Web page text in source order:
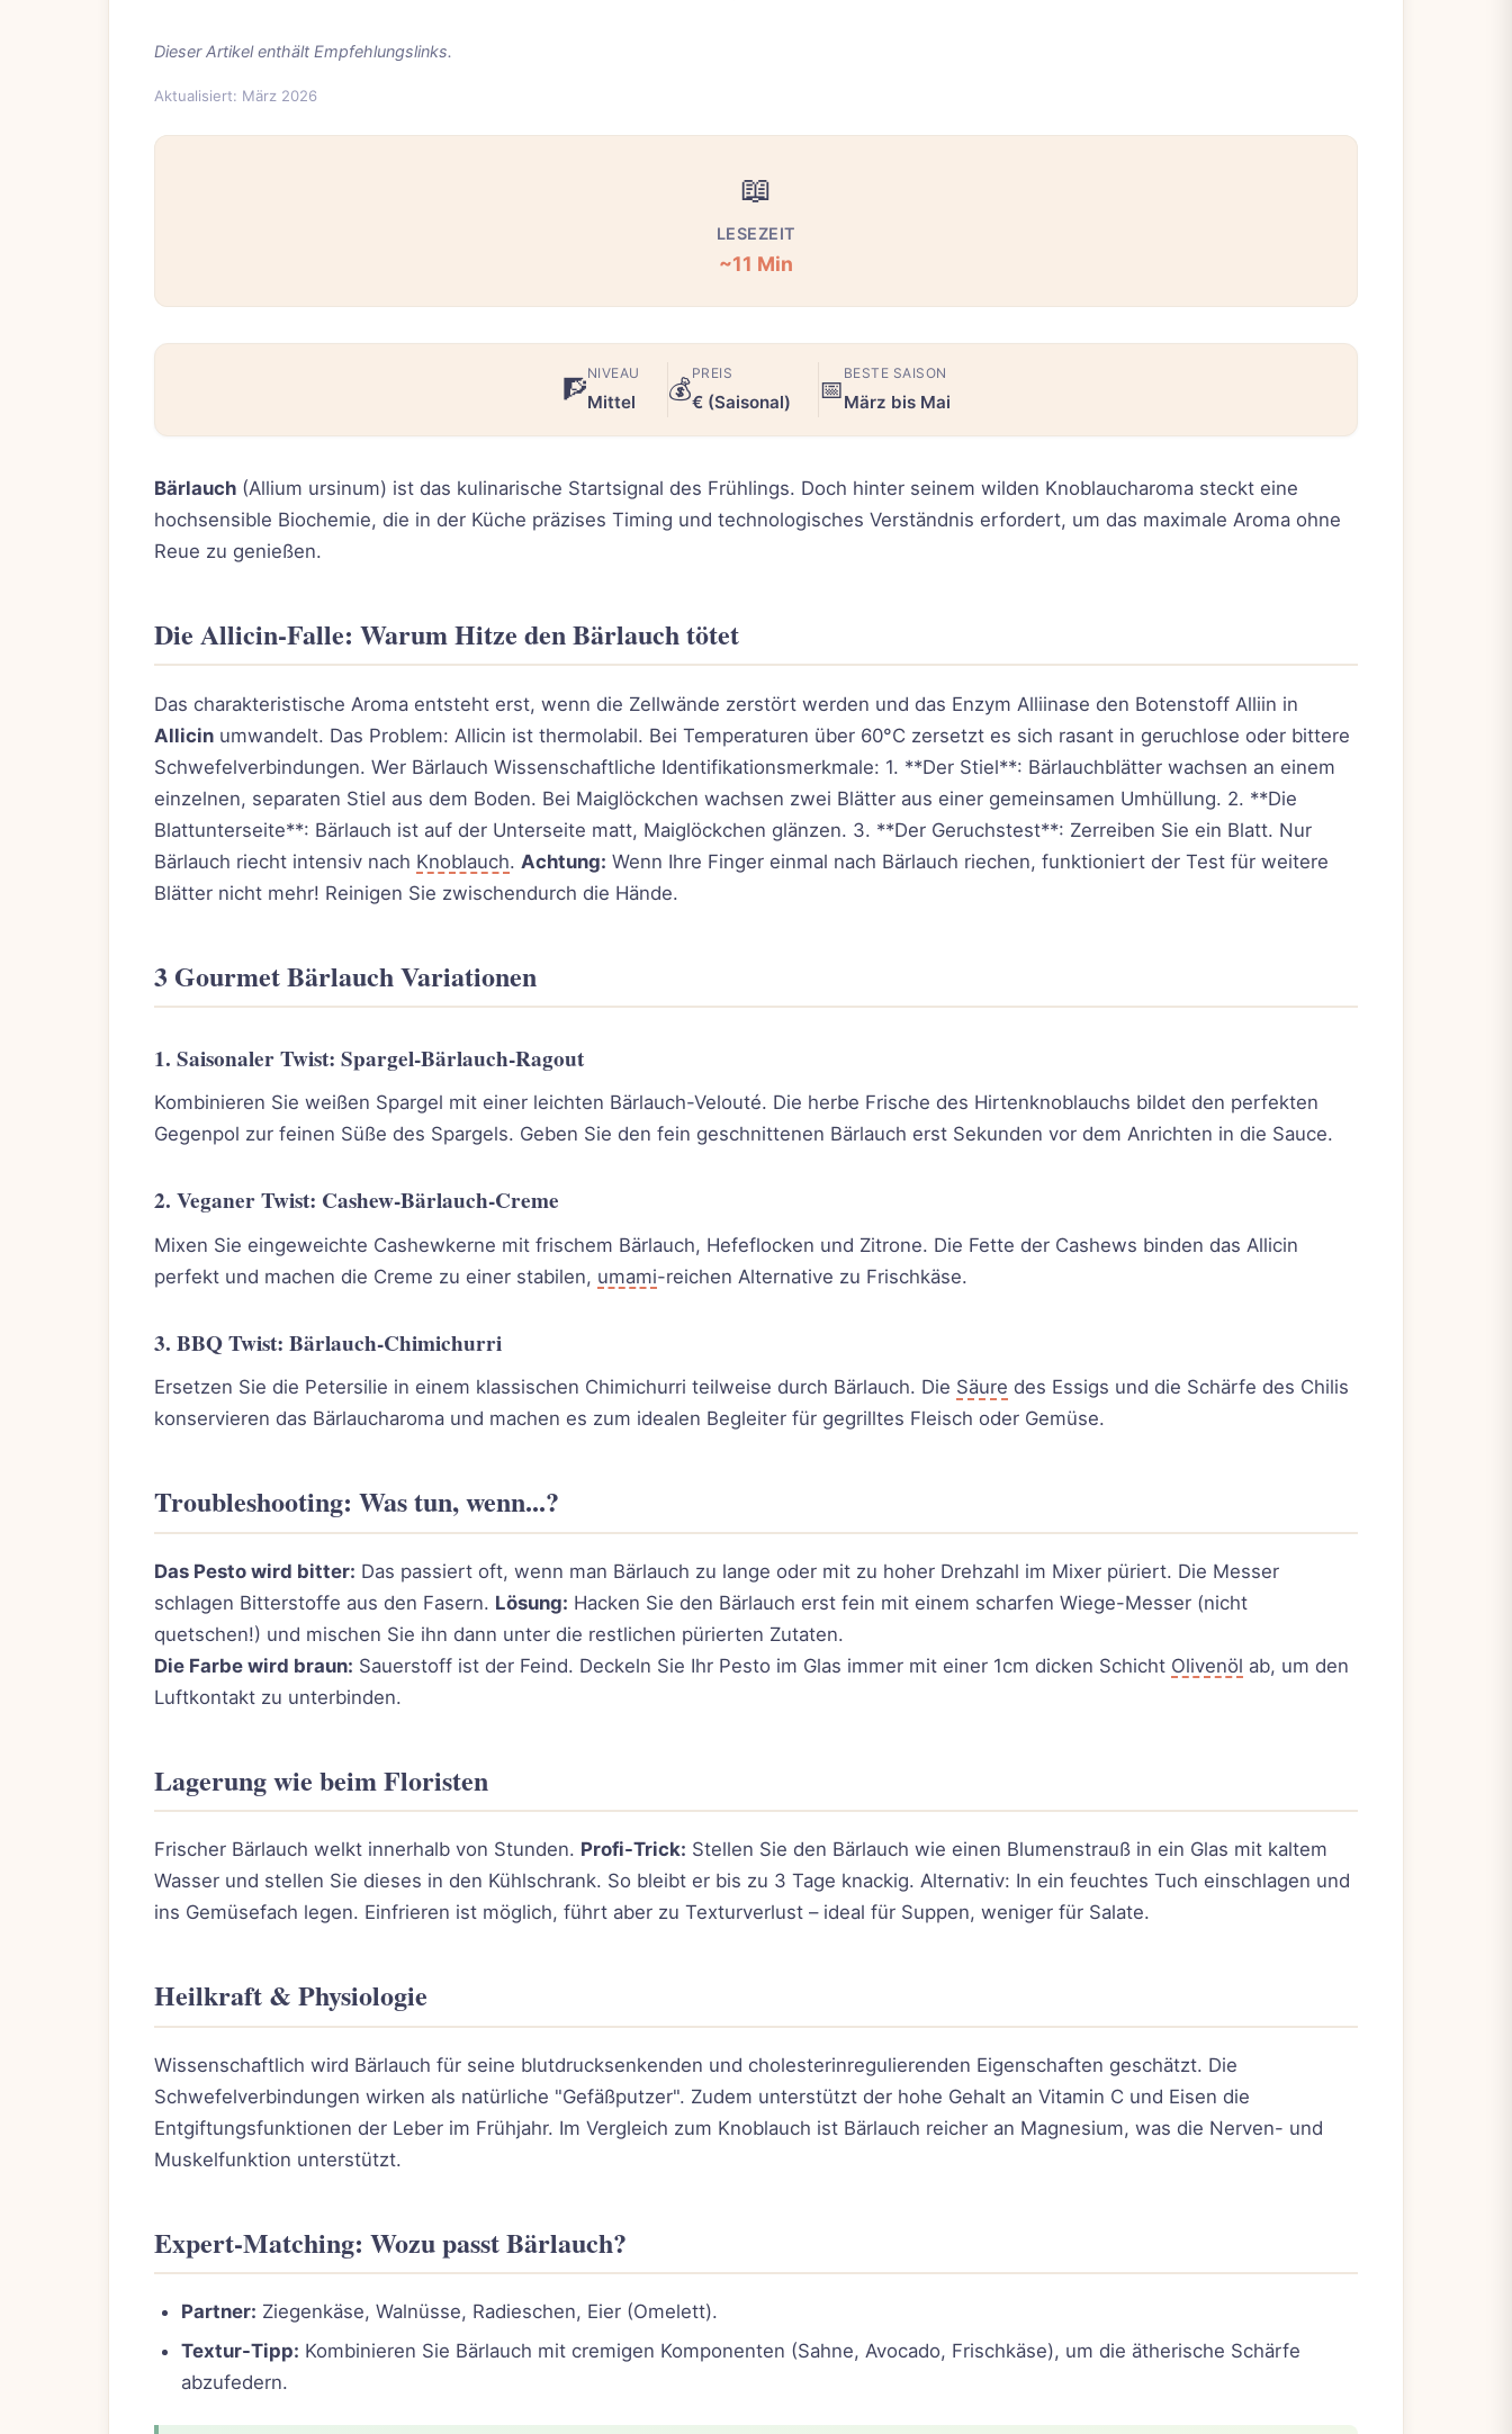
Dieser Artikel enthält Empfehlungslinks.
Aktualisiert: März 2026
📖
LESEZEIT
~11 Min
🧗
NIVEAU
Mittel 💰
PREIS
€ (Saisonal) 📅
BESTE SAISON
März bis Mai
Bärlauch (Allium ursinum) ist das kulinarische Startsignal des Frühlings. Doch hinter seinem wilden Knoblaucharoma steckt eine
hochsensible Biochemie, die in der Küche präzises Timing und technologisches Verständnis erfordert, um das maximale Aroma ohne
Reue zu genießen.
Die Allicin-Falle: Warum Hitze den Bärlauch tötet
Das charakteristische Aroma entsteht erst, wenn die Zellwände zerstört werden und das Enzym Alliinase den Botenstoff Alliin in
Allicin umwandelt. Das Problem: Allicin ist thermolabil. Bei Temperaturen über 60°C zersetzt es sich rasant in geruchlose oder bittere
Schwefelverbindungen. Wer Bärlauch Wissenschaftliche Identifikationsmerkmale: 1. **Der Stiel**: Bärlauchblätter wachsen an einem
einzelnen, separaten Stiel aus dem Boden. Bei Maiglöckchen wachsen zwei Blätter aus einer gemeinsamen Umhüllung. 2. **Die
Blattunterseite**: Bärlauch ist auf der Unterseite matt, Maiglöckchen glänzen. 3. **Der Geruchstest**: Zerreiben Sie ein Blatt. Nur
Bärlauch riecht intensiv nach Knoblauch. Achtung: Wenn Ihre Finger einmal nach Bärlauch riechen, funktioniert der Test für weitere
Blätter nicht mehr! Reinigen Sie zwischendurch die Hände.
3 Gourmet Bärlauch Variationen
1. Saisonaler Twist: Spargel-Bärlauch-Ragout
Kombinieren Sie weißen Spargel mit einer leichten Bärlauch-Velouté. Die herbe Frische des Hirtenknoblauchs bildet den perfekten
Gegenpol zur feinen Süße des Spargels. Geben Sie den fein geschnittenen Bärlauch erst Sekunden vor dem Anrichten in die Sauce.
2. Veganer Twist: Cashew-Bärlauch-Creme
Mixen Sie eingeweichte Cashewkerne mit frischem Bärlauch, Hefeflocken und Zitrone. Die Fette der Cashews binden das Allicin
perfekt und machen die Creme zu einer stabilen, umami-reichen Alternative zu Frischkäse.
3. BBQ Twist: Bärlauch-Chimichurri
Ersetzen Sie die Petersilie in einem klassischen Chimichurri teilweise durch Bärlauch. Die Säure des Essigs und die Schärfe des Chilis
konservieren das Bärlaucharoma und machen es zum idealen Begleiter für gegrilltes Fleisch oder Gemüse.
Troubleshooting: Was tun, wenn...?
Das Pesto wird bitter: Das passiert oft, wenn man Bärlauch zu lange oder mit zu hoher Drehzahl im Mixer püriert. Die Messer
schlagen Bitterstoffe aus den Fasern. Lösung: Hacken Sie den Bärlauch erst fein mit einem scharfen Wiege-Messer (nicht
quetschen!) und mischen Sie ihn dann unter die restlichen pürierten Zutaten.
Die Farbe wird braun: Sauerstoff ist der Feind. Deckeln Sie Ihr Pesto im Glas immer mit einer 1cm dicken Schicht Olivenöl ab, um den
Luftkontakt zu unterbinden.
Lagerung wie beim Floristen
Frischer Bärlauch welkt innerhalb von Stunden. Profi-Trick: Stellen Sie den Bärlauch wie einen Blumenstrauß in ein Glas mit kaltem
Wasser und stellen Sie dieses in den Kühlschrank. So bleibt er bis zu 3 Tage knackig. Alternativ: In ein feuchtes Tuch einschlagen und
ins Gemüsefach legen. Einfrieren ist möglich, führt aber zu Texturverlust – ideal für Suppen, weniger für Salate.
Heilkraft & Physiologie
Wissenschaftlich wird Bärlauch für seine blutdrucksenkenden und cholesterinregulierenden Eigenschaften geschätzt. Die
Schwefelverbindungen wirken als natürliche "Gefäßputzer". Zudem unterstützt der hohe Gehalt an Vitamin C und Eisen die
Entgiftungsfunktionen der Leber im Frühjahr. Im Vergleich zum Knoblauch ist Bärlauch reicher an Magnesium, was die Nerven- und
Muskelfunktion unterstützt.
Expert-Matching: Wozu passt Bärlauch?
Partner: Ziegenkäse, Walnüsse, Radieschen, Eier (Omelett).
Textur-Tipp: Kombinieren Sie Bärlauch mit cremigen Komponenten (Sahne, Avocado, Frischkäse), um die ätherische Schärfe
abzufedern.